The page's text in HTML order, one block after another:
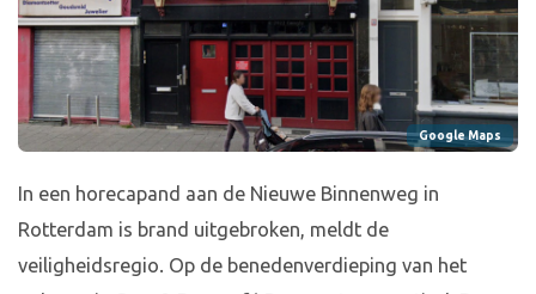
Google Maps
In een horecapand aan de Nieuwe Binnenweg in
Rotterdam is brand uitgebroken, meldt de
veiligheidsregio. Op de benedenverdieping van het